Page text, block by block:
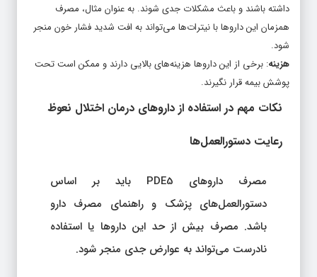
داشته باشند و باعث مشکلات جدی شوند. به عنوان مثال، مصرف
همزمان این داروها با نیترات‌ها می‌تواند به افت شدید فشار خون منجر
شود.
هزینه: برخی از این داروها هزینه‌های بالایی دارند و ممکن است تحت
پوشش بیمه قرار نگیرند.
نکات مهم در استفاده از داروهای درمان اختلال نعوظ
رعایت دستورالعمل‌ها
مصرف داروهای PDE5 باید بر اساس
دستورالعمل‌های پزشک و راهنمای مصرف دارو
باشد. مصرف بیش از حد این داروها یا استفاده
نادرست می‌تواند به عوارض جدی منجر شود.